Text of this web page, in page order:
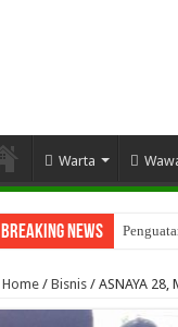
Warta
Breaking News
Home / Bisnis / ASNAYA